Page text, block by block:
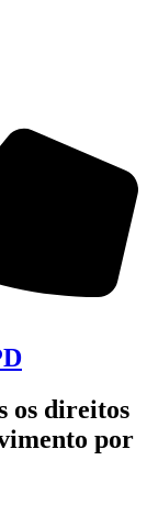
os direitos
por